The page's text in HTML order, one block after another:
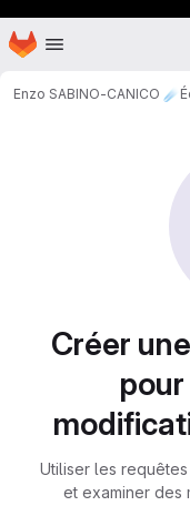
Passer au contenu principal
Page d'accueil
Enzo SABINO-CANICO ☄
Créer
Utiliser les
et examiner des